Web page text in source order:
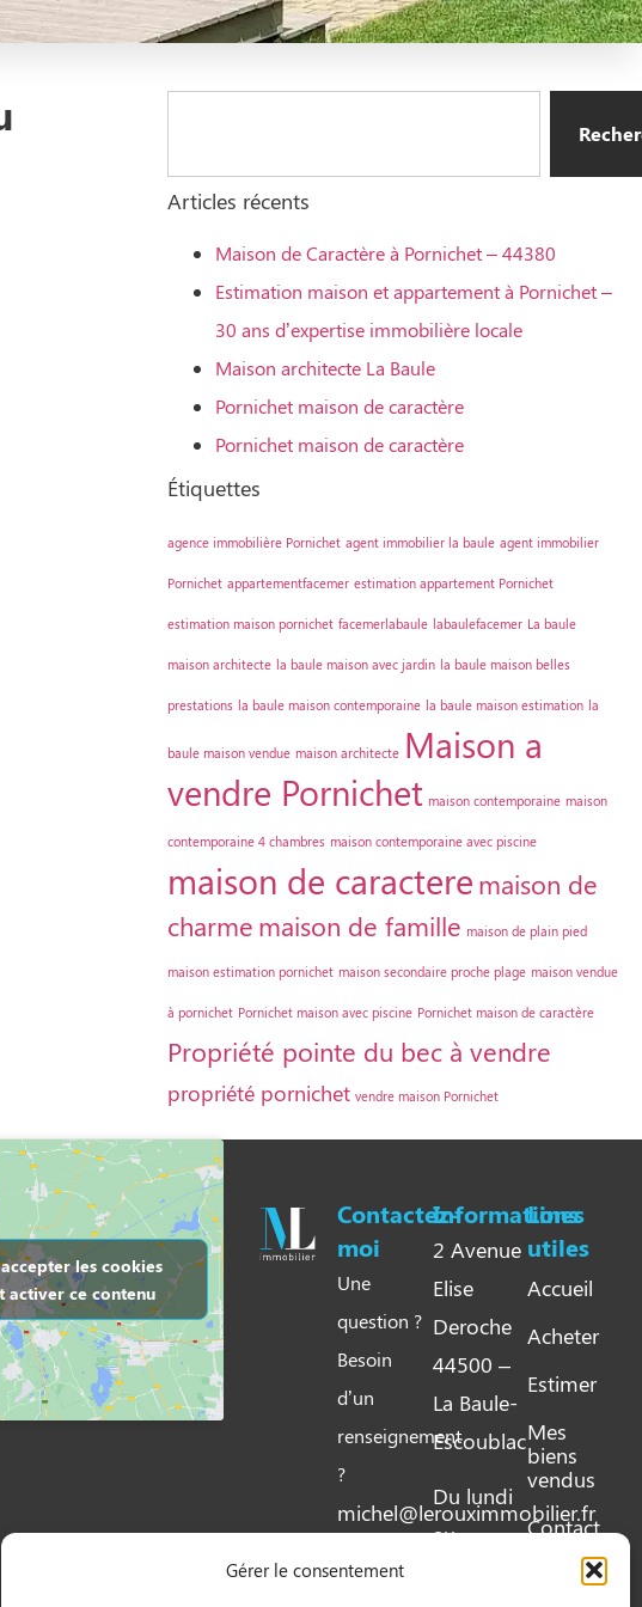
Gérer le consentement
Articles récents
Maison de Caractère à Pornichet – 44380
Estimation maison et appartement à Pornichet –
30 ans d’expertise immobilière locale
Maison architecte La Baule
Pornichet maison de caractère
Pornichet maison de caractère
Étiquettes
agence immobilière Pornichet agent immobilier la baule agent immobilier
Pornichet appartementfacemer estimation appartement Pornichet
estimation maison pornichet facemerlabaule labaulefacemer La baule
maison architecte la baule maison avec jardin la baule maison belles
prestations la baule maison contemporaine la baule maison estimation la
baule maison vendue maison architecte Maison a
vendre Pornichet maison contemporaine maison
contemporaine 4 chambres maison contemporaine avec piscine
maison de caractere maison de
charme maison de famille maison de plain pied
maison estimation pornichet maison secondaire proche plage maison vendue
à pornichet Pornichet maison avec piscine Pornichet maison de caractère
Propriété pointe du bec à vendre
propriété pornichet vendre maison Pornichet
les cookies
activer ce contenu
Contactez-
moi
Une
question ?
Besoin
d’un
renseignement
?
michel@lerouximmobilier.fr
Informations​
2 Avenue
Elise
Deroche
44500 –
La Baule-
Escoublac
Du lundi
au
Lines
utiles​
Accueil
Acheter
Estimer
Mes
biens
vendus
Contact